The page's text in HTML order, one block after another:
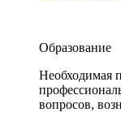
Образование
Необходимая
вопросов,